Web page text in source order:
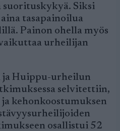
suorituskykyä. Siksi
tasapainoilua
Painon ohella myös
urheilijan
ja Huippu-urheilun
selvitettiin,
kehonkoostumuksen
osallistui 52